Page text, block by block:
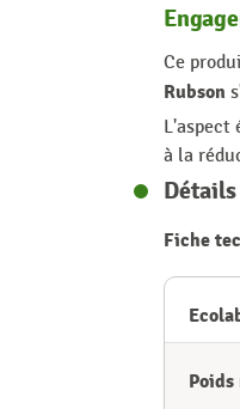
Ce
Rubson
L'aspect
à la
Fiche